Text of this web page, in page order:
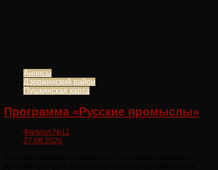
Анонсы
Дзержинский район
Пушкинская карта
Программа «Русские промыслы»
Филиал №11
27.08.2026